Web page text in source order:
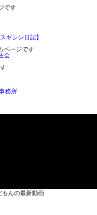
です
ギシン日記】
ページです
会
務所
もんの最新動画